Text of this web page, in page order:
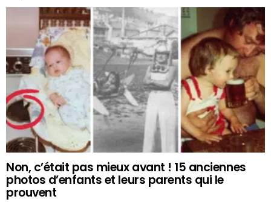
Non, c’était pas mieux avant ! 15 anciennes
photos d’enfants et leurs parents qui le
prouvent